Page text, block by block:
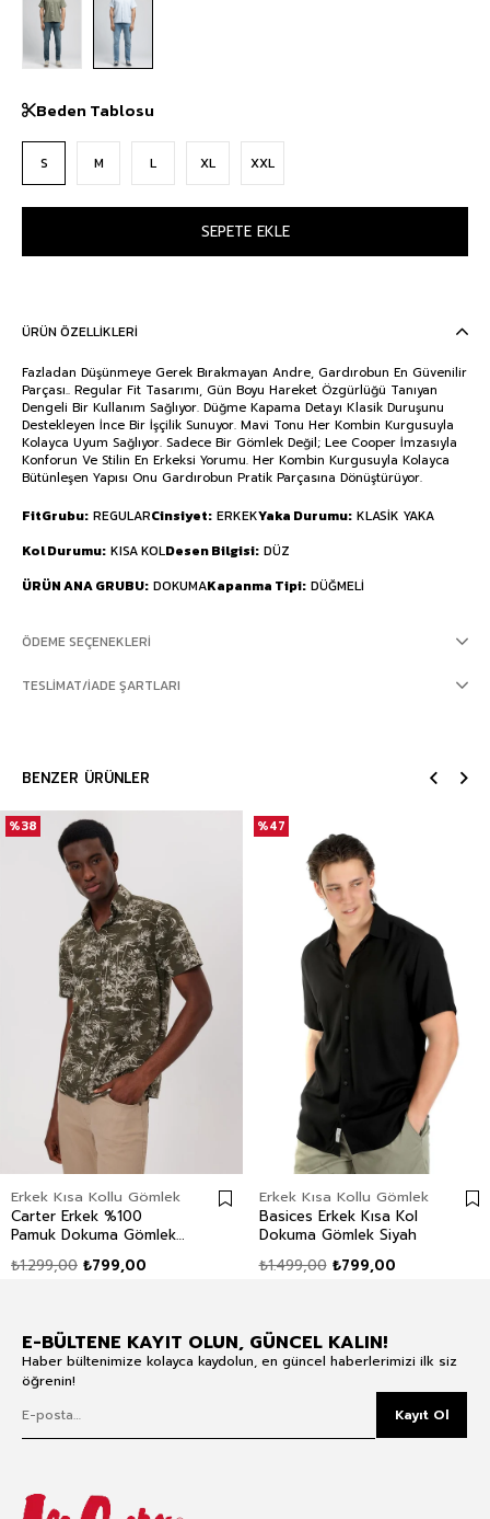
Beden Tablosu
S M L XL XXL
ÜRÜN ÖZELLIKLERI
Fazladan Düşünmeye Gerek Bırakmayan Andre, Gardırobun En Güvenilir
Parçası.. Regular Fit Tasarımı, Gün Boyu Hareket Özgürlüğü Tanıyan
Dengeli Bir Kullanım Sağlıyor. Düğme Kapama Detayı Klasik Duruşunu
Destekleyen İnce Bir İşçilik Sunuyor. Mavi Tonu Her Kombin Kurgusuyla
Kolayca Uyum Sağlıyor. Sadece Bir Gömlek Değil; Lee Cooper İmzasıyla
Konforun Ve Stilin En Erkeksi Yorumu. Her Kombin Kurgusuyla Kolayca
Bütünleşen Yapısı Onu Gardırobun Pratik Parçasına Dönüştürüyor.
FitGrubu REGULARCinsiyet ERKEKYaka Durumu KLASİK YAKA
Kol Durumu KISA KOLDesen Bilgisi DÜZ
ÜRÜN ANA GRUBU DOKUMAKapanma Tipi DÜĞMELİ
ÖDEME SEÇENEKLERI
TESLIMAT/İADE ŞARTLARI
BENZER ÜRÜNLER
Erkek Kısa Kollu Gömlek
Carter Erkek %100
Pamuk Dokuma Gömlek
₺799,00
₺1.299,00
%38
Erkek Kısa Kollu Gömlek
Basices Erkek Kısa Kol
Dokuma Gömlek Siyah
₺799,00
₺1.499,00
%47
E-BÜLTENE KAYIT OLUN, GÜNCEL KALIN!
Haber bültenimize kolayca kaydolun, en güncel haberlerimizi ilk siz
öğrenin!
Kayıt Ol